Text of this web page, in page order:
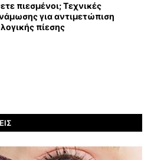
πιεσμένοι; Τεχνικές
για αντιμετώπιση
πίεσης